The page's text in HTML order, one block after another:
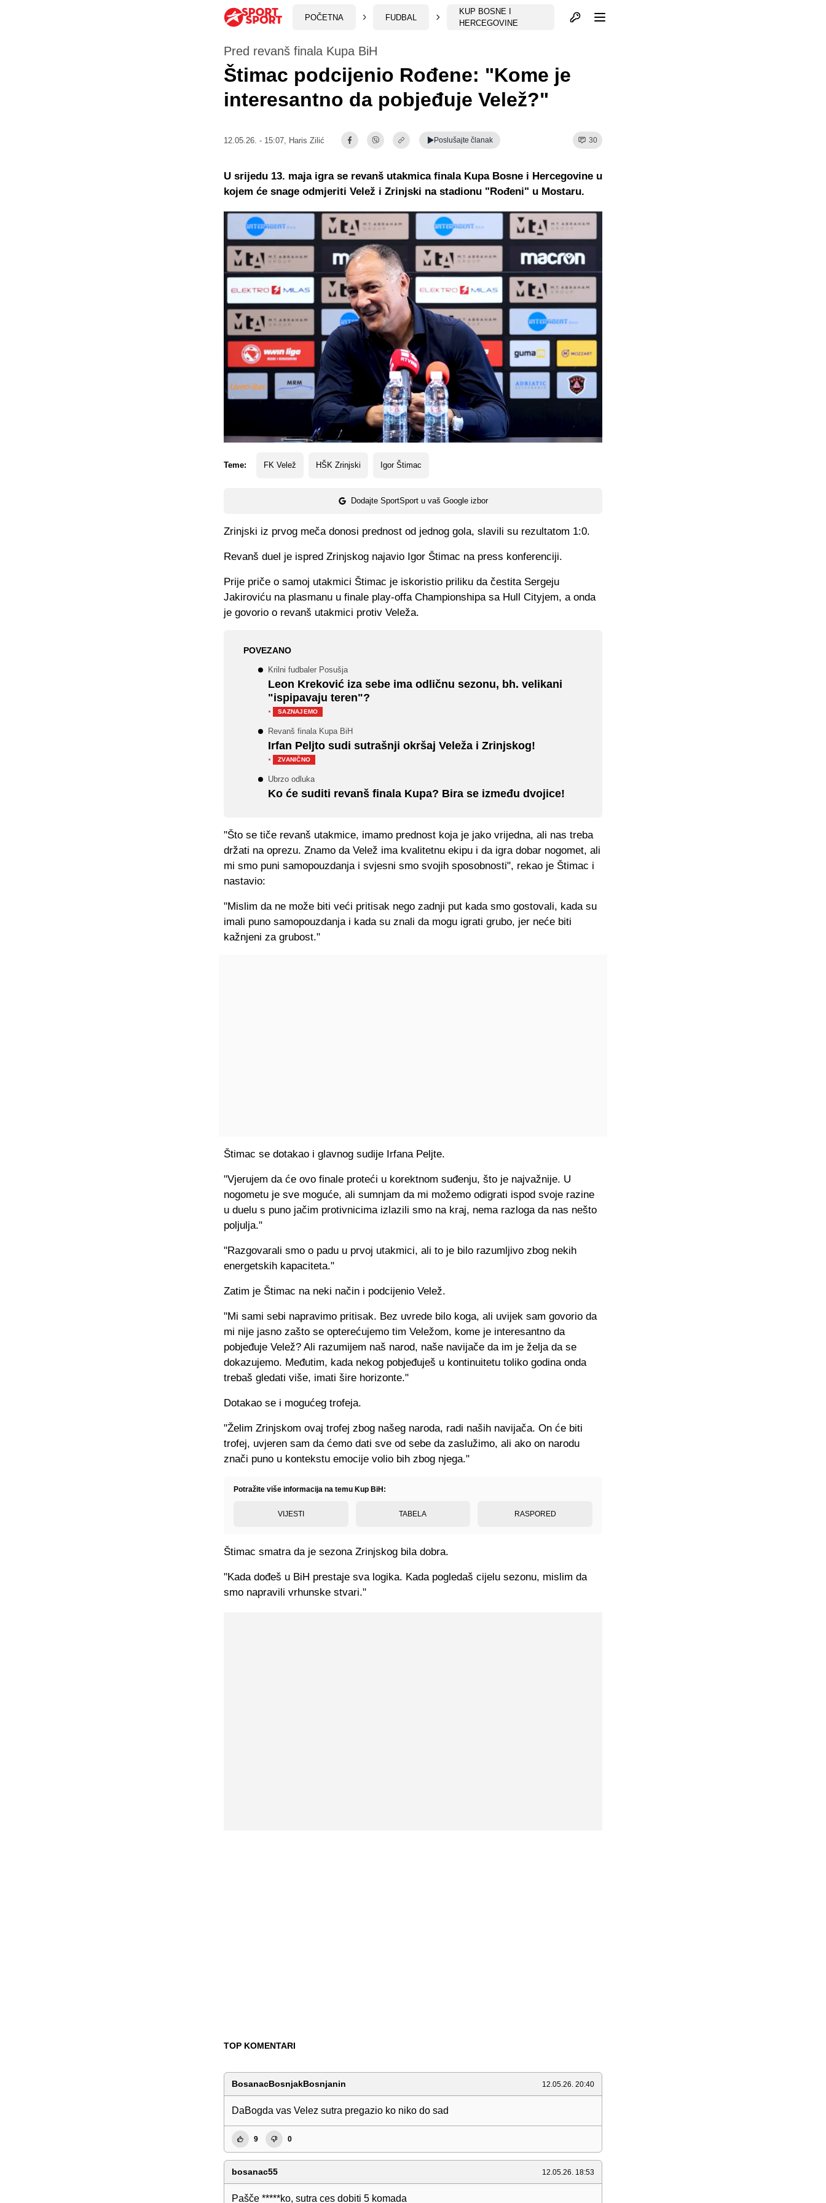
POČETNA FUDBAL
KUP BOSNE I
HERCEGOVINE
Otvori profil
Pred revanš finala Kupa BiH
Štimac podcijenio Rođene: "Kome je
interesantno da pobjeđuje Velež?"
12.05.26. - 15:07, Haris Zilić Poslušajte članak 30
Teme: FK Velež HŠK Zrinjski Igor Štimac
Dodajte SportSport u vaš Google izbor
U srijedu 13. maja igra se revanš utakmica finala Kupa Bosne i Hercegovine u
kojem će snage odmjeriti Velež i Zrinjski na stadionu "Rođeni" u Mostaru.
Zrinjski iz prvog meča donosi prednost od jednog gola, slavili su rezultatom 1:0.
Revanš duel je ispred Zrinjskog najavio Igor Štimac na press konferenciji.
Prije priče o samoj utakmici Štimac je iskoristio priliku da čestita Sergeju
Jakiroviću na plasmanu u finale play-offa Championshipa sa Hull Cityjem, a onda
je govorio o revanš utakmici protiv Veleža.
POVEZANO
Krilni fudbaler Posušja
Leon Kreković iza sebe ima odličnu sezonu, bh. velikani
"ispipavaju teren"?
·
SAZNAJEMO
Revanš finala Kupa BiH
Irfan Peljto sudi sutrašnji okršaj Veleža i Zrinjskog!
·
ZVANIČNO
Ubrzo odluka
Ko će suditi revanš finala Kupa? Bira se između dvojice!
"Što se tiče revanš utakmice, imamo prednost koja je jako vrijedna, ali nas treba
držati na oprezu. Znamo da Velež ima kvalitetnu ekipu i da igra dobar nogomet, ali
mi smo puni samopouzdanja i svjesni smo svojih sposobnosti", rekao je Štimac i
nastavio:
"Mislim da ne može biti veći pritisak nego zadnji put kada smo gostovali, kada su
imali puno samopouzdanja i kada su znali da mogu igrati grubo, jer neće biti
kažnjeni za grubost."
Štimac se dotakao i glavnog sudije Irfana Peljte.
"Vjerujem da će ovo finale proteći u korektnom suđenju, što je najvažnije. U
nogometu je sve moguće, ali sumnjam da mi možemo odigrati ispod svoje razine
u duelu s puno jačim protivnicima izlazili smo na kraj, nema razloga da nas nešto
poljulja."
"Razgovarali smo o padu u prvoj utakmici, ali to je bilo razumljivo zbog nekih
energetskih kapaciteta."
Zatim je Štimac na neki način i podcijenio Velež.
"Mi sami sebi napravimo pritisak. Bez uvrede bilo koga, ali uvijek sam govorio da
mi nije jasno zašto se opterećujemo tim Veležom, kome je interesantno da
pobjeđuje Velež? Ali razumijem naš narod, naše navijače da im je želja da se
dokazujemo. Međutim, kada nekog pobjeđuješ u kontinuitetu toliko godina onda
trebaš gledati više, imati šire horizonte."
Dotakao se i mogućeg trofeja.
"Želim Zrinjskom ovaj trofej zbog našeg naroda, radi naših navijača. On će biti
trofej, uvjeren sam da ćemo dati sve od sebe da zaslužimo, ali ako on narodu
znači puno u kontekstu emocije volio bih zbog njega."
Potražite više informacija na temu Kup BiH:
VIJESTI TABELA RASPORED
Štimac smatra da je sezona Zrinjskog bila dobra.
"Kada dođeš u BiH prestaje sva logika. Kada pogledaš cijelu sezonu, mislim da
smo napravili vrhunske stvari."
TOP KOMENTARI
BosanacBosnjakBosnjanin 12.05.26. 20:40
DaBogda vas Velez sutra pregazio ko niko do sad
9 0
bosanac55 12.05.26. 18:53
Pašče *****ko, sutra ces dobiti 5 komada